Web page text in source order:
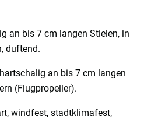
an bis 7 cm langen Stielen, in
duftend.
an bis 7 cm langen
(Flugpropeller).
windfest, stadtklimafest,